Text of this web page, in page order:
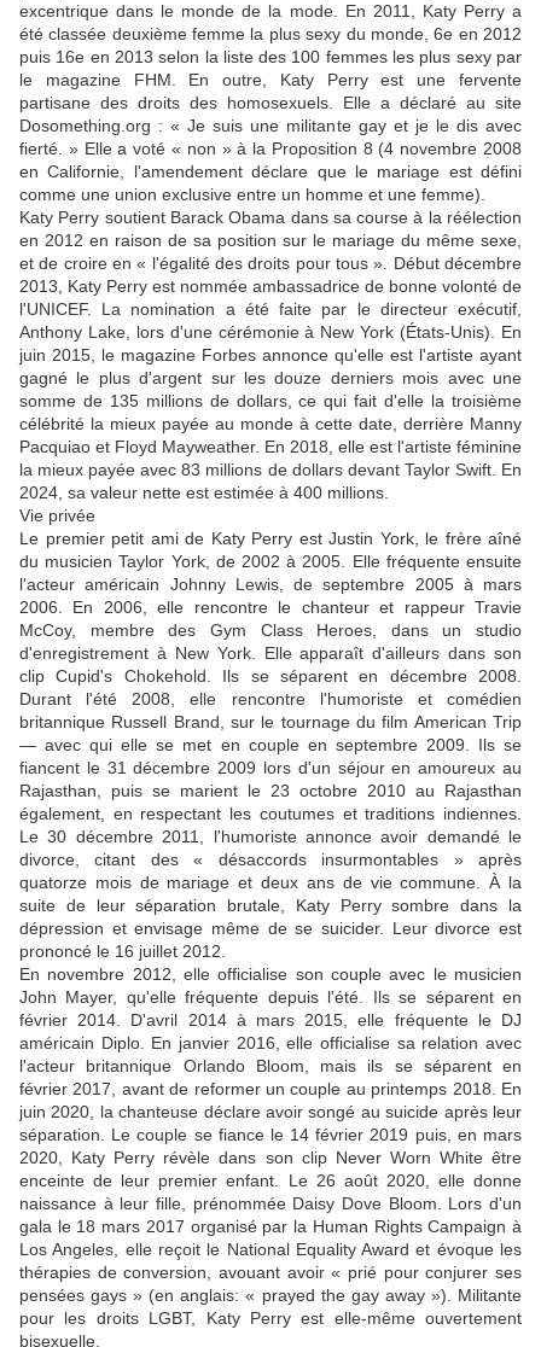
excentrique dans le monde de la mode. En 2011, Katy Perry a
été classée deuxième femme la plus sexy du monde, 6e en 2012
puis 16e en 2013 selon la liste des 100 femmes les plus sexy par
le magazine FHM. En outre, Katy Perry est une fervente
partisane des droits des homosexuels. Elle a déclaré au site
Dosomething.org : « Je suis une militante gay et je le dis avec
fierté. » Elle a voté « non » à la Proposition 8 (4 novembre 2008
en Californie, l'amendement déclare que le mariage est défini
comme une union exclusive entre un homme et une femme).
Katy Perry soutient Barack Obama dans sa course à la réélection
en 2012 en raison de sa position sur le mariage du même sexe,
et de croire en « l'égalité des droits pour tous ». Début décembre
2013, Katy Perry est nommée ambassadrice de bonne volonté de
l'UNICEF. La nomination a été faite par le directeur exécutif,
Anthony Lake, lors d'une cérémonie à New York (États-Unis). En
juin 2015, le magazine Forbes annonce qu'elle est l'artiste ayant
gagné le plus d'argent sur les douze derniers mois avec une
somme de 135 millions de dollars, ce qui fait d'elle la troisième
célébrité la mieux payée au monde à cette date, derrière Manny
Pacquiao et Floyd Mayweather. En 2018, elle est l'artiste féminine
la mieux payée avec 83 millions de dollars devant Taylor Swift. En
2024, sa valeur nette est estimée à 400 millions.
Vie privée
Le premier petit ami de Katy Perry est Justin York, le frère aîné
du musicien Taylor York, de 2002 à 2005. Elle fréquente ensuite
l'acteur américain Johnny Lewis, de septembre 2005 à mars
2006. En 2006, elle rencontre le chanteur et rappeur Travie
McCoy, membre des Gym Class Heroes, dans un studio
d'enregistrement à New York. Elle apparaît d'ailleurs dans son
clip Cupid's Chokehold. Ils se séparent en décembre 2008.
Durant l'été 2008, elle rencontre l'humoriste et comédien
britannique Russell Brand, sur le tournage du film American Trip
— avec qui elle se met en couple en septembre 2009. Ils se
fiancent le 31 décembre 2009 lors d'un séjour en amoureux au
Rajasthan, puis se marient le 23 octobre 2010 au Rajasthan
également, en respectant les coutumes et traditions indiennes.
Le 30 décembre 2011, l'humoriste annonce avoir demandé le
divorce, citant des « désaccords insurmontables » après
quatorze mois de mariage et deux ans de vie commune. À la
suite de leur séparation brutale, Katy Perry sombre dans la
dépression et envisage même de se suicider. Leur divorce est
prononcé le 16 juillet 2012.
En novembre 2012, elle officialise son couple avec le musicien
John Mayer, qu'elle fréquente depuis l'été. Ils se séparent en
février 2014. D'avril 2014 à mars 2015, elle fréquente le DJ
américain Diplo. En janvier 2016, elle officialise sa relation avec
l'acteur britannique Orlando Bloom, mais ils se séparent en
février 2017, avant de reformer un couple au printemps 2018. En
juin 2020, la chanteuse déclare avoir songé au suicide après leur
séparation. Le couple se fiance le 14 février 2019 puis, en mars
2020, Katy Perry révèle dans son clip Never Worn White être
enceinte de leur premier enfant. Le 26 août 2020, elle donne
naissance à leur fille, prénommée Daisy Dove Bloom. Lors d'un
gala le 18 mars 2017 organisé par la Human Rights Campaign à
Los Angeles, elle reçoit le National Equality Award et évoque les
thérapies de conversion, avouant avoir « prié pour conjurer ses
pensées gays » (en anglais: « prayed the gay away »). Militante
pour les droits LGBT, Katy Perry est elle-même ouvertement
bisexuelle.